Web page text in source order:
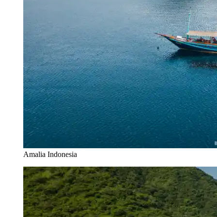
Amalia Indonesia